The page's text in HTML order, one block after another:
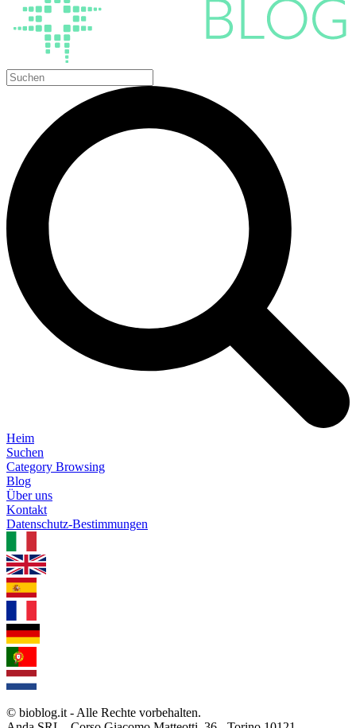
Heim
Suchen
Category Browsing
Blog
Über uns
Kontakt
Datenschutz-Bestimmungen
© bioblog.it - Alle Rechte vorbehalten.